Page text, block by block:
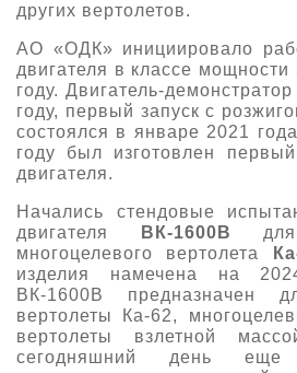
других вертолетов.
АО «ОДК» инициировало
двигателя в классе
году. Двигатель-
году, первый запуск с
состоялся в январе 2021
году был изготовлен
двигателя.
Начались стендовые
двигателя
ВК-1600В для
многоцелевого вертолета
изделия намечена на
ВК-1600В предназначен
вертолеты Ка-62,
вертолеты взлетной
сегодняшний день еще